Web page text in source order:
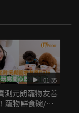
01:35
測元朗寵物友善
寵物鮮食碗/嫩